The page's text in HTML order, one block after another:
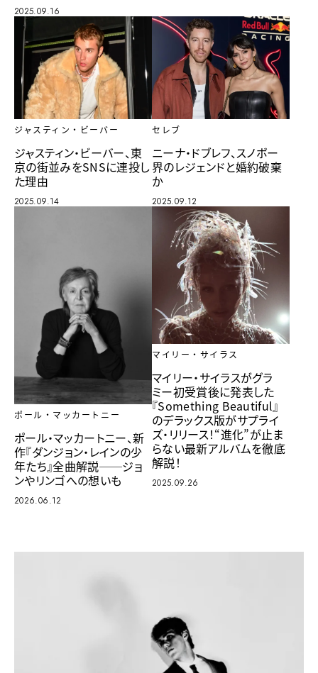
2025.09.16
ジャスティン・ビーバー
ジャスティン・ビーバー、東
京の街並みをSNSに連投し
た理由
2025.09.14
セレブ
ニーナ・ドブレフ、スノボー
界のレジェンドと婚約破棄
か
2025.09.12
ポール・マッカートニー
ポール・マッカートニー、新
作『ダンジョン・レインの少
年たち』全曲解説──ジョ
ンやリンゴへの想いも
2026.06.12
マイリー・サイラス
マイリー・サイラスがグラ
ミー初受賞後に発表した
『Something Beautiful』
のデラックス版がサプライ
ズ・リリース！“進化”が止ま
らない最新アルバムを徹底
解説！
2025.09.26